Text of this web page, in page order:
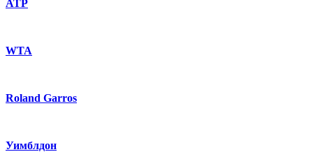
ATP
WTA
Roland Garros
Уимблдон